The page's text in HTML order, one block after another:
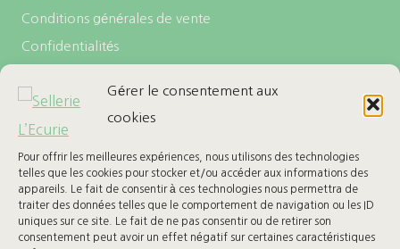
Gérer le consentement aux
cookies
Pour offrir les meilleures expériences, nous utilisons des technologies
telles que les cookies pour stocker et/ou accéder aux informations des
appareils. Le fait de consentir à ces technologies nous permettra de
traiter des données telles que le comportement de navigation ou les ID
uniques sur ce site. Le fait de ne pas consentir ou de retirer son
consentement peut avoir un effet négatif sur certaines caractéristiques
Conditions générales de vente
Confidentialités
LES + DE L’ECURIE
Carte cadeau
Ma Wishlist
BESOIN D’AIDE